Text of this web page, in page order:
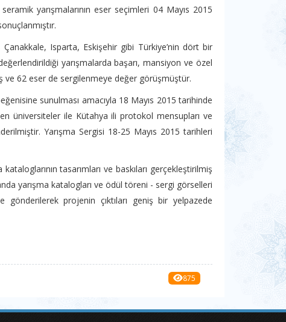
yarışmalarının eser seçimleri 04 Mayıs 2015
Isparta, Eskişehir gibi Türkiye’nin dört bir
yarışmalarda başarı, mansiyon ve özel
ve 62 eser de sergilenmeye değer görüşmüştür.
sunulması amacıyla 18 Mayıs 2015 tarihinde
üniversiteler ile Kütahya ili protokol mensupları ve
Yarışma Sergisi 18-25 Mayıs 2015 tarihleri
tasarımları ve baskıları gerçekleştirilmiş
yarışma katalogları ve ödül töreni - sergi görselleri
gönderilerek projenin çıktıları geniş bir yelpazede
875